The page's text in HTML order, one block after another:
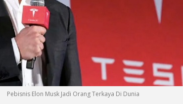
Pebisnis Elon Musk Jadi Orang Terkaya Di Dunia